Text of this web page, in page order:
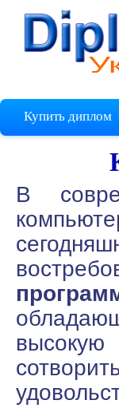
Купить диплом
В